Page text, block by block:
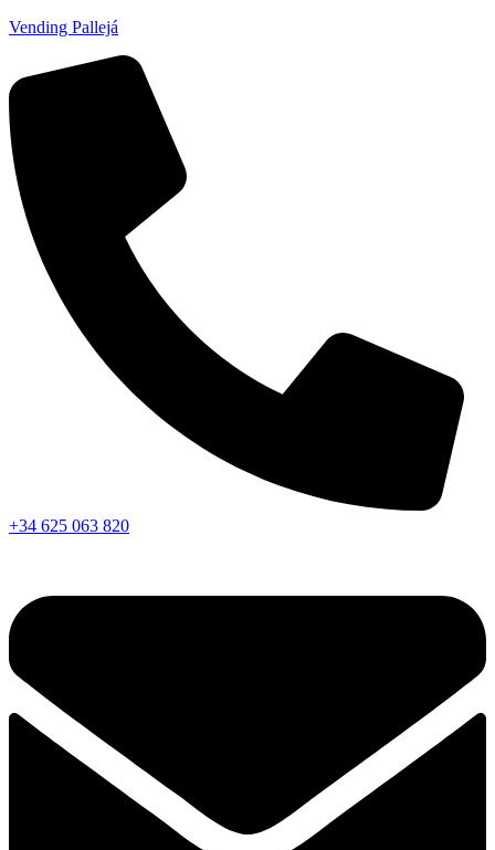
Vending Pallejá
+34 625 063 820